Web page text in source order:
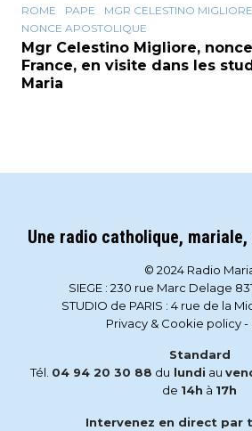
ROME
PAPE
MGR CELESTINO MIGLIORE
NONCE APOSTOLIQUE
Mgr Celestino Migliore,
France, en visite dans les
Maria
Une radio catholique, mariale,
© 2024 Radio
SIEGE : 230 rue Marc Delage
STUDIO de PARIS : 4 rue de la
Privacy & Cookie policy-
Standard
Tél. 04 94 20 30 88 du lundi au
de 14h à 17h
Intervenez en direct par